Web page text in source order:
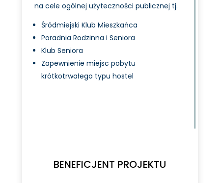
na cele ogólnej użyteczności publicznej tj.
Śródmiejski Klub Mieszkańca
Poradnia Rodzinna i Seniora
Klub Seniora
Zapewnienie miejsc pobytu
krótkotrwałego typu hostel
BENEFICJENT PROJEKTU